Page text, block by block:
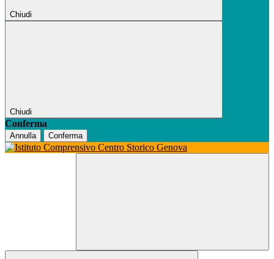
Chiudi
Chiudi
Conferma
Annulla Conferma